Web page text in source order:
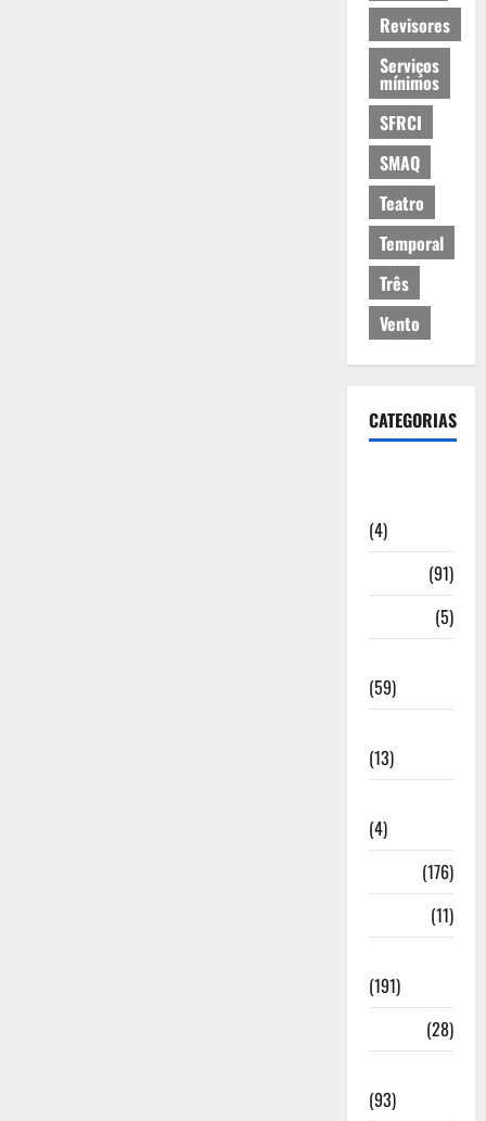
Revisores
Serviços
mínimos
SFRCI
SMAQ
Teatro
Temporal
Três
Vento
CATEGORIAS
(4)
(91)
(5)
(59)
(13)
(4)
(176)
(11)
(191)
(28)
(93)